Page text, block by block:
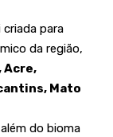
para
da região,
Acre,
Mato
do bioma